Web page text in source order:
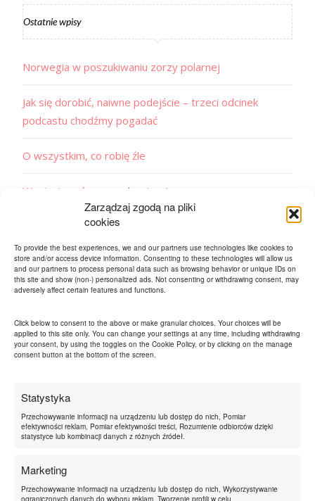
Zarządzaj zgodą na pliki
cookies
To provide the best experiences, we and our partners use technologies like cookies to
store and/or access device information. Consenting to these technologies will allow us
and our partners to process personal data such as browsing behavior or unique IDs on
this site and show (non-) personalized ads. Not consenting or withdrawing consent, may
adversely affect certain features and functions.
Click below to consent to the above or make granular choices. Your choices will be
applied to this site only. You can change your settings at any time, including withdrawing
your consent, by using the toggles on the Cookie Policy, or by clicking on the manage
consent button at the bottom of the screen.
Statystyka
Przechowywanie informacji na urządzeniu lub dostęp do nich, Pomiar
efektywności reklam, Pomiar efektywności treści, Rozumienie odbiorców dzięki
statystyce lub kombinacji danych z różnych źródeł.
Marketing
Przechowywanie informacji na urządzeniu lub dostęp do nich, Wykorzystywanie
ograniczonych danych do wyboru reklam, Tworzenie profili w celu
Ostatnie wpisy
Norwegia w poszukiwaniu zorzy polarnej
Jak się dorobić, naiwne podejście – trzeci odcinek
podcastu chodźmy pogadać
O wszystkim, co robię źle
Wystartowałam z podcastem!
Tak zwalczam napięciowe bóle głowy
Tagi
aniamaluje BLOG ciało design
dieta
inspiracje tygodnia
książka
książki lakier
linki tygodnia
paznokcie
poniedziałkowy motywator
przepis rozkminki